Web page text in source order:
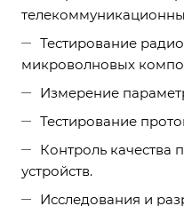
Тестирование
микроволновых
Измерение
Тестирование
Контроль качества
устройств.
Исследования и